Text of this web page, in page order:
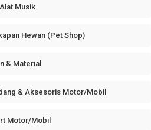
Musik
Hewan (Pet Shop)
& Material
& Aksesoris Motor/Mobil
Motor/Mobil